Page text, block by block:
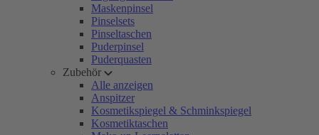
Maskenpinsel
Pinselsets
Pinseltaschen
Puderpinsel
Puderquasten
Zubehör
Alle anzeigen
Anspitzer
Kosmetikspiegel & Schminkspiegel
Kosmetiktaschen